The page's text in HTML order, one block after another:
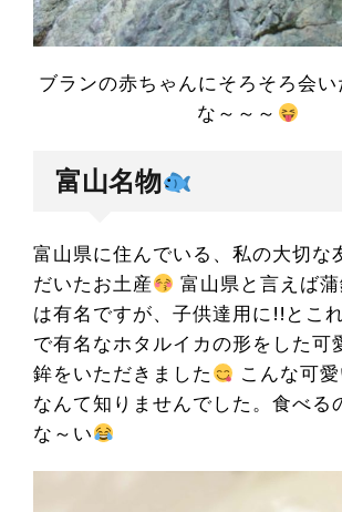
ブランの赤ちゃんにそろそろ会
な～～～
富山名物
富山県に住んでいる、私の大切な
だいたお土産
富山県と言えば
は有名ですが、子供達用に!!とこ
で有名なホタルイカの形をした可
鉾をいただきました
こんな可
なんて知りませんでした。食べる
な～い